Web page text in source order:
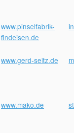
www.pinselfabrik-
findeisen.de
www.gerd-seitz.de
www.mako.de